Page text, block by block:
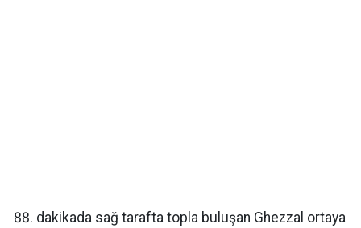
dakikada sağ tarafta topla buluşan Ghezzal ortaya